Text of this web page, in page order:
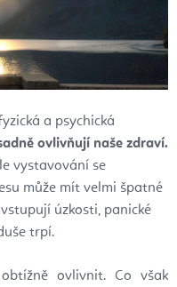
a psychická
ovlivňují naše zdraví.
vystavování se
může mít velmi špatné
úzkosti, panické
trpí.
ovlivnit. Co však